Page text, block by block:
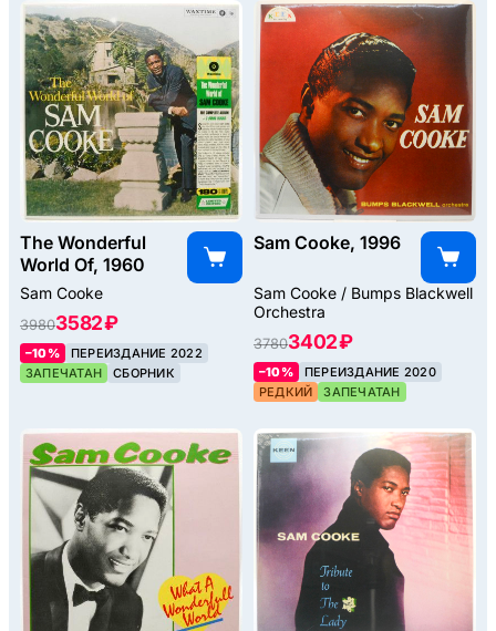
The Wonderful
World Of, 1960
Sam Cooke
39803582 ₽
–10%
ПЕРЕИЗДАНИЕ 2022
ЗАПЕЧАТАН
СБОРНИК
Sam Cooke, 1996
Sam Cooke / Bumps Blackwell
Orchestra
37803402 ₽
–10%
ПЕРЕИЗДАНИЕ 2020
РЕДКИЙ
ЗАПЕЧАТАН